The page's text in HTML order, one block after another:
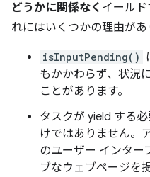
どうかに関係なく イール
れにはいくつかの理由があ
isInputPending()
もかかわらず、状況
ことがあります。
タスクが yield する
けではありません。
のユーザー インター
ブなウェブページを